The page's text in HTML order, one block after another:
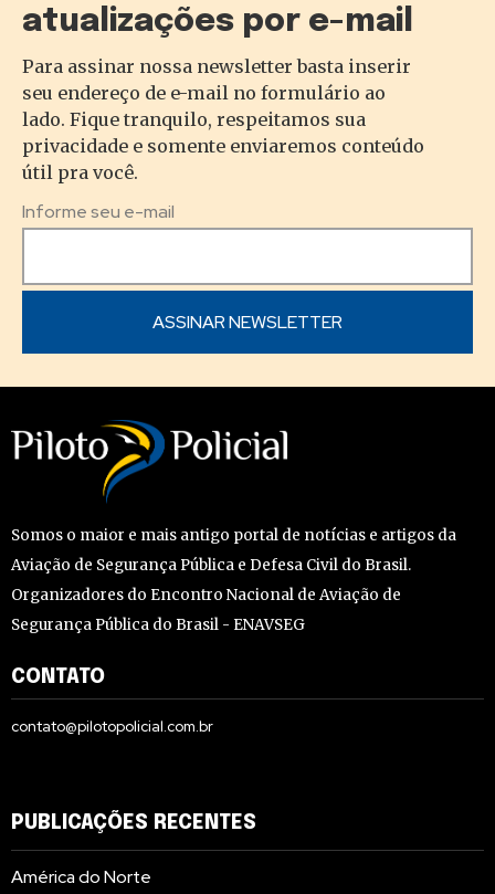
atualizações por e-mail
Para assinar nossa newsletter basta inserir
seu endereço de e-mail no formulário ao
lado. Fique tranquilo, respeitamos sua
privacidade e somente enviaremos conteúdo
útil pra você.
Informe seu e-mail
Somos o maior e mais antigo portal de notícias e artigos da
Aviação de Segurança Pública e Defesa Civil do Brasil.
Organizadores do Encontro Nacional de Aviação de
Segurança Pública do Brasil - ENAVSEG
CONTATO
contato@pilotopolicial.com.br
PUBLICAÇÕES RECENTES
América do Norte